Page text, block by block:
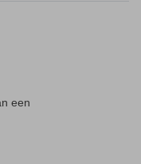
een